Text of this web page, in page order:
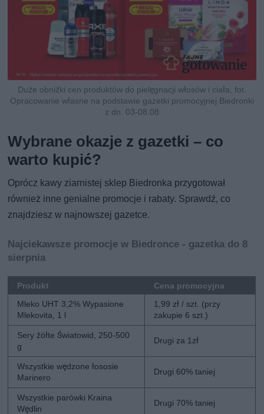
Duże obniżki cen produktów do pielęgnacji włosów i ciała, fot.
Opracowanie własne na podstawie gazetki promocyjnej Biedronki
z dn. 03-08.08
Wybrane okazje z gazetki – co
warto kupić?
Oprócz kawy ziarnistej sklep Biedronka przygotował
również inne genialne promocje i rabaty. Sprawdź, co
znajdziesz w najnowszej gazetce.
Najciekawsze promocje w Biedronce - gazetka do 8
sierpnia
Produkt
Cena promocyjna
Mleko UHT 3,2% Wypasione
Mlekovita, 1 l
1,99 zł / szt. (przy
zakupie 6 szt.)
Sery żółte Światowid, 250-500
g
Drugi za 1zł
Wszystkie wędzone łososie
Marinero
Drugi 60% taniej
Wszystkie parówki Kraina
Wędlin
Drugi 70% taniej